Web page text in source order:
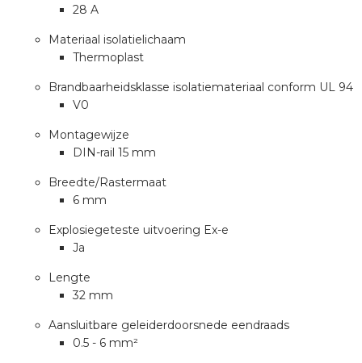
28 A
Materiaal isolatielichaam
Thermoplast
Brandbaarheidsklasse isolatiemateriaal conform UL 94
V0
Montagewijze
DIN-rail 15 mm
Breedte/Rastermaat
6 mm
Explosiegeteste uitvoering Ex-e
Ja
Lengte
32 mm
Aansluitbare geleiderdoorsnede eendraads
0.5 - 6 mm²
installeren
installeren
installeren
installeren in beton